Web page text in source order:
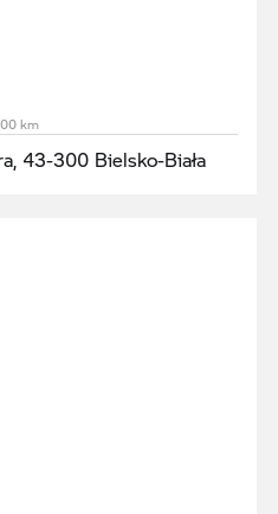
km
43-300 Bielsko-Biała